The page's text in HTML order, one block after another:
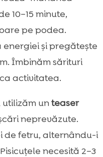
10–15 minute,
pe podea.
și pregătește
Îmbinăm sărituri
activitatea.
unteaser
neprevăzute.
de fetru, alternându-i
necesită 2–3